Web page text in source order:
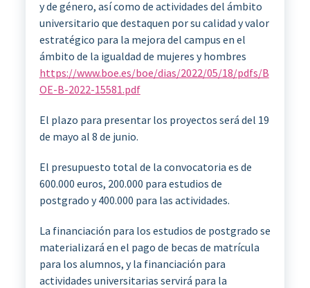
y de género, así como de actividades del ámbito
universitario que destaquen por su calidad y valor
estratégico para la mejora del campus en el
ámbito de la igualdad de mujeres y hombres
https://www.boe.es/boe/dias/2022/05/18/pdfs/B
OE-B-2022-15581.pdf
El plazo para presentar los proyectos será del 19
de mayo al 8 de junio.
El presupuesto total de la convocatoria es de
600.000 euros, 200.000 para estudios de
postgrado y 400.000 para las actividades.
La financiación para los estudios de postgrado se
materializará en el pago de becas de matrícula
para los alumnos, y la financiación para
actividades universitarias servirá para la